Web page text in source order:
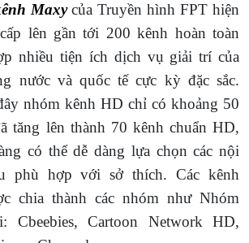
Maxycủa Truyền hình FPT hiện
lên gần tới 200 kênh hoàn toàn
nhiều tiện ích dịch vụ giải trí của
nước và quốc tế cực kỳ đặc sắc.
nhóm kênh HD chỉ có khoảng 50
tăng lên thành 70 kênh chuẩn HD,
có thể dễ dàng lựa chọn các nội
phù hợp với sở thích. Các kênh
chia thành các nhóm như Nhóm
Cbeebies, Cartoon Network HD,